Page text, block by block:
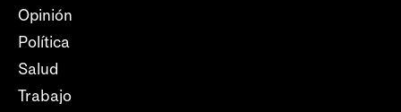
Opinión
Política
Salud
Trabajo